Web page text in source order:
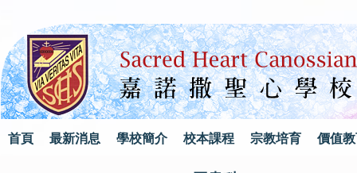
首頁 最新消息 學校簡介 校本課程 宗教培育 價值